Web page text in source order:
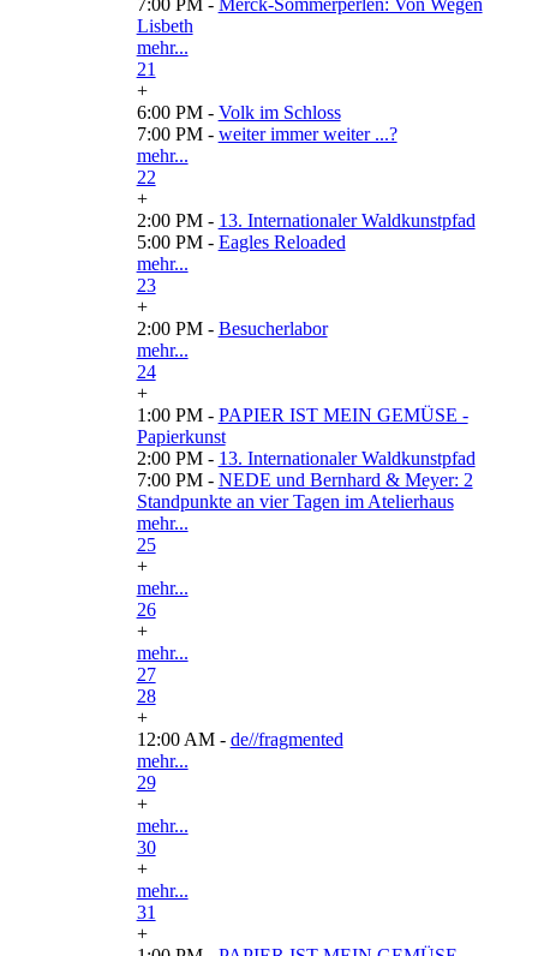
7:00 PM - Merck-Sommerperlen: Von Wegen
Lisbeth
mehr...
21
+
6:00 PM - Volk im Schloss
7:00 PM - weiter immer weiter ...?
mehr...
22
+
2:00 PM - 13. Internationaler Waldkunstpfad
5:00 PM - Eagles Reloaded
mehr...
23
+
2:00 PM - Besucherlabor
mehr...
24
+
1:00 PM - PAPIER IST MEIN GEMÜSE -
Papierkunst
2:00 PM - 13. Internationaler Waldkunstpfad
7:00 PM - NEDE und Bernhard & Meyer: 2
Standpunkte an vier Tagen im Atelierhaus
mehr...
25
+
mehr...
26
+
mehr...
27
28
+
12:00 AM - de//fragmented
mehr...
29
+
mehr...
30
+
mehr...
31
+